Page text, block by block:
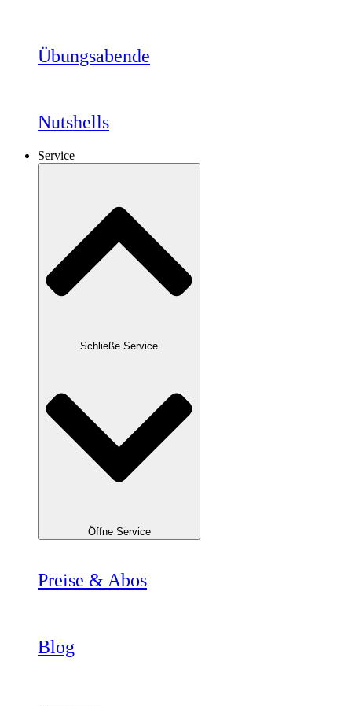
Übungsabende
Nutshells
Service
Schließe Service
Öffne Service
Preise & Abos
Blog